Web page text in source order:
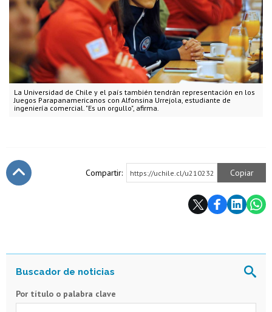
La Universidad de Chile y el país también tendrán representación en los
Juegos Parapanamericanos con Alfonsina Urrejola, estudiante de
ingeniería comercial. "Es un orgullo", afirma.
Compartir: https://uchile.cl/u210232 Copiar
Por título o palabra clave